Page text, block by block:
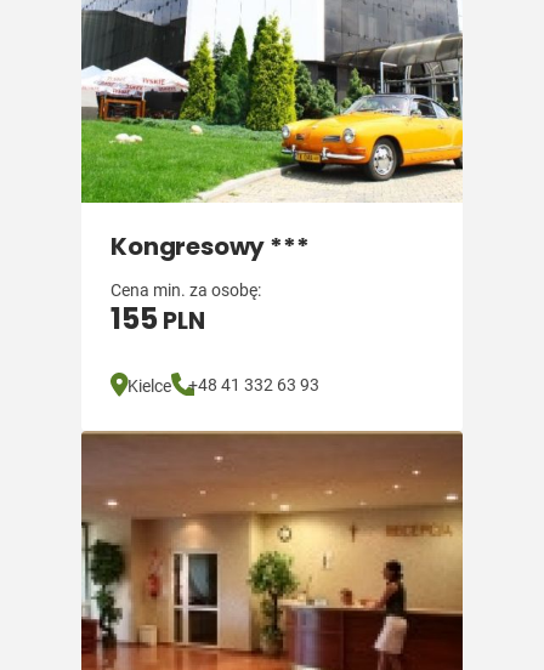
Kongresowy ***
Cena min. za osobę:
155PLN
Kielce +48 41 332 63 93